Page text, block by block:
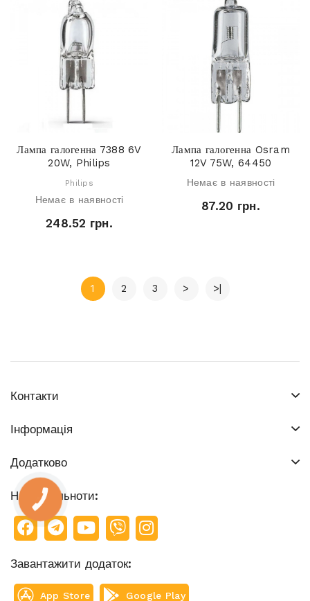
Лампа галогенна 7388 6V
20W, Philips
Philips
Немає в наявності
248.52 грн.
Лампа галогенна Osram
12V 75W, 64450
Немає в наявності
87.20 грн.
1 2 3 > >|
Контакти
Інформація
Додатково
Наші спільноти:
Завантажити додаток:
App Store Google Play
КНОПКА
ЗВ'ЯЗКУ